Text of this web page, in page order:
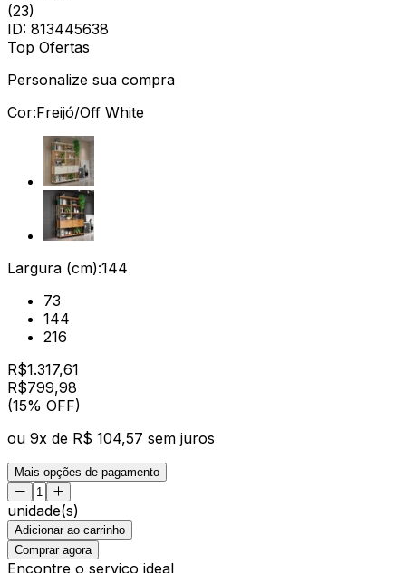
(23)
ID: 813445638
Top Ofertas
Personalize sua compra
Cor:Freijó/Off White
Largura (cm):144
73
144
216
R$1.317,61
R$799,98
(15% OFF)
ou 9x de R$ 104,57 sem juros
Mais opções de pagamento
unidade(s)
Adicionar ao carrinho
Comprar agora
Encontre o serviço ideal